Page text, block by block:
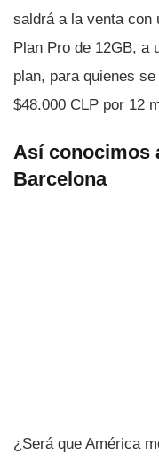
saldrá a la venta con
Plan Pro de 12GB, a
plan, para quienes
$48.000 CLP por 12
Así­ conocimos
Barcelona
¿Será que América